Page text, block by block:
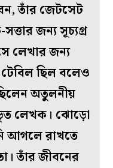
তাঁর জেটসেট
জন্য সূচ্যগ্র
লেখার জন্য
ছিল বলেও
অতুলনীয়
লেখক। ঝোড়ো
আগলে রাখতে
তাঁর জীবনের